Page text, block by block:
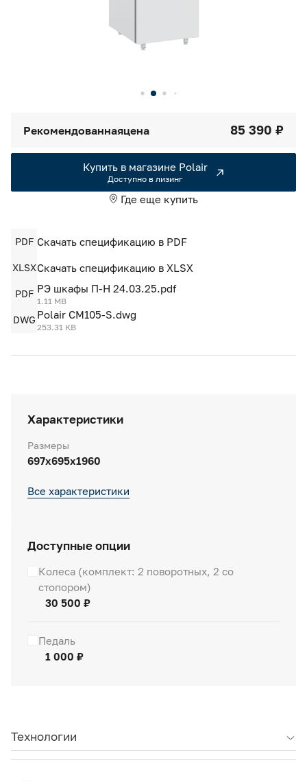
Характеристики
Размеры
697х695х1960
Все характеристики
Доступные опции
Колеса (комплект: 2 поворотных, 2 со
стопором)
30 500 ₽
Педаль
1 000 ₽
Рекомендованнаяцена 85 390 ₽
Купить в магазине Polair
Доступно в лизинг
Где еще купить
PDF Скачать спецификацию в PDF
XLSXСкачать спецификацию в XLSX
PDF РЭ шкафы П-Н 24.03.25.pdf
1.11 MB
DWG Polair CM105-S.dwg
253.31 KB
Технологии
Машины холодильные
Решения для Вашего Dark Store
Единый доступ по QR-коду ко всей информации об изделии